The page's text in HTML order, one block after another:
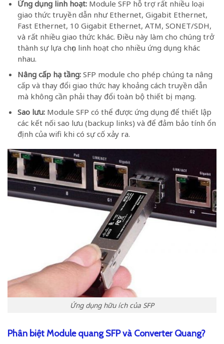
Ứng dụng linh hoạt: Module SFP hỗ trợ rất nhiều loại
giao thức truyền dẫn như Ethernet, Gigabit Ethernet,
Fast Ethernet, 10 Gigabit Ethernet, ATM, SONET/SDH,
và rất nhiều giao thức khác. Điều này làm cho chúng trở
thành sự lựa chọn linh hoạt cho nhiều ứng dụng khác
nhau.
Nâng cấp hạ tầng: SFP module cho phép chúng ta nâng
cấp và thay đổi giao thức hay khoảng cách truyền dẫn
mà không cần phải thay đổi toàn bộ thiết bị mạng.
Sao lưu: Module SFP có thể được ứng dụng để thiết lập
các kết nối sao lưu (backup links) và để đảm bảo tính ổn
định của wifi khi có sự cố xảy ra.
Ứng dụng hữu ích của SFP
Phân biệt Module quang SFP và Converter Quang?